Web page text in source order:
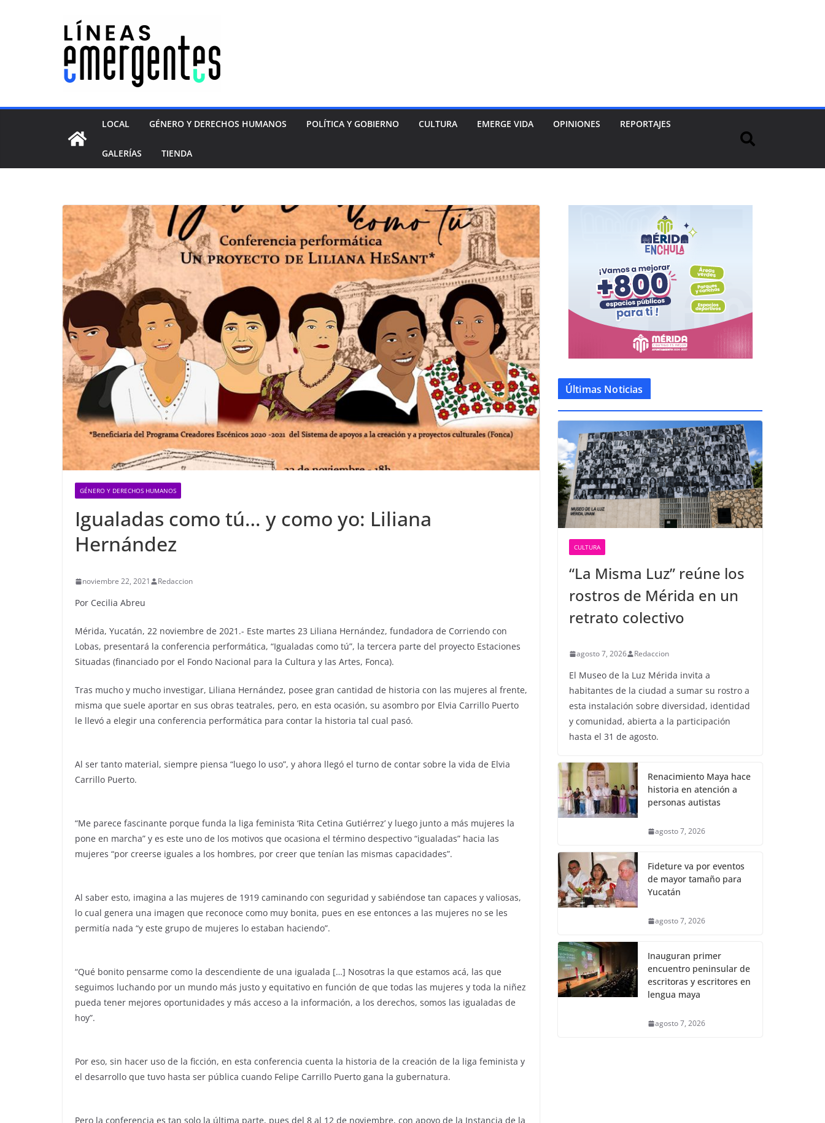
LOCAL GÉNERO Y DERECHOS HUMANOS POLÍTICA Y GOBIERNO CULTURA EMERGE VIDA OPINIONES REPORTAJES
GALERÍAS TIENDA
GÉNERO Y DERECHOS HUMANOS
Igualadas como tú… y como yo: Liliana
Hernández
noviembre 22, 2021 Redaccion
Por Cecilia Abreu
Mérida, Yucatán, 22 noviembre de 2021.- Este martes 23 Liliana Hernández, fundadora de Corriendo con
Lobas, presentará la conferencia performática, “Igualadas como tú”, la tercera parte del proyecto Estaciones
Situadas (financiado por el Fondo Nacional para la Cultura y las Artes, Fonca).
Tras mucho y mucho investigar, Liliana Hernández, posee gran cantidad de historia con las mujeres al frente,
misma que suele aportar en sus obras teatrales, pero, en esta ocasión, su asombro por Elvia Carrillo Puerto
le llevó a elegir una conferencia performática para contar la historia tal cual pasó.
Al ser tanto material, siempre piensa “luego lo uso”, y ahora llegó el turno de contar sobre la vida de Elvia
Carrillo Puerto.
“Me parece fascinante porque funda la liga feminista ‘Rita Cetina Gutiérrez’ y luego junto a más mujeres la
pone en marcha” y es este uno de los motivos que ocasiona el término despectivo “igualadas” hacia las
mujeres “por creerse iguales a los hombres, por creer que tenían las mismas capacidades”.
Al saber esto, imagina a las mujeres de 1919 caminando con seguridad y sabiéndose tan capaces y valiosas,
lo cual genera una imagen que reconoce como muy bonita, pues en ese entonces a las mujeres no se les
permitía nada “y este grupo de mujeres lo estaban haciendo”.
“Qué bonito pensarme como la descendiente de una igualada […] Nosotras la que estamos acá, las que
seguimos luchando por un mundo más justo y equitativo en función de que todas las mujeres y toda la niñez
pueda tener mejores oportunidades y más acceso a la información, a los derechos, somos las igualadas de
hoy”.
Por eso, sin hacer uso de la ficción, en esta conferencia cuenta la historia de la creación de la liga feminista y
el desarrollo que tuvo hasta ser pública cuando Felipe Carrillo Puerto gana la gubernatura.
Pero la conferencia es tan solo la última parte, pues del 8 al 12 de noviembre, con apoyo de la Instancia de la
Últimas Noticias
CULTURA
“La Misma Luz” reúne los
rostros de Mérida en un
retrato colectivo
agosto 7, 2026 Redaccion
El Museo de la Luz Mérida invita a
habitantes de la ciudad a sumar su rostro a
esta instalación sobre diversidad, identidad
y comunidad, abierta a la participación
hasta el 31 de agosto.
Renacimiento Maya hace
historia en atención a
personas autistas
agosto 7, 2026
Fideture va por eventos
de mayor tamaño para
Yucatán
agosto 7, 2026
Inauguran primer
encuentro peninsular de
escritoras y escritores en
lengua maya
agosto 7, 2026